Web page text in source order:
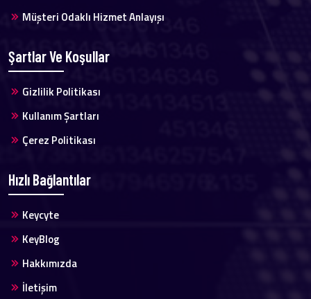
Müşteri Odaklı Hizmet Anlayışı
Şartlar Ve Koşullar
Gizlilik Politikası
Kullanım Şartları
Çerez Politikası
Hızlı Bağlantılar
Keycyte
KeyBlog
Hakkımızda
İletişim